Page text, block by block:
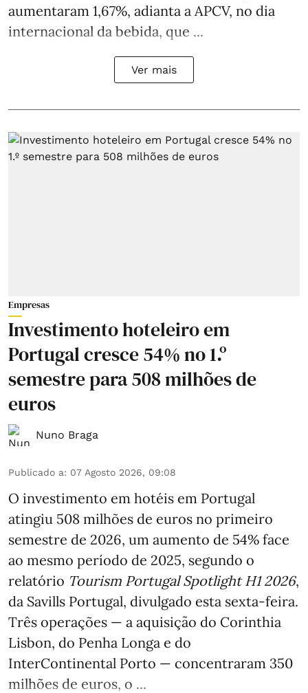
aumentaram 1,67%, adianta a APCV, no dia
internacional da bebida, que ...
Ver mais
Empresas
Investimento hoteleiro em
Portugal cresce 54% no 1.º
semestre para 508 milhões de
euros
Nuno Braga
Publicado a: 07 Agosto 2026, 09:08
O investimento em hotéis em Portugal
atingiu 508 milhões de euros no primeiro
semestre de 2026, um aumento de 54% face
ao mesmo período de 2025, segundo o
relatório Tourism Portugal Spotlight H1 2026,
da Savills Portugal, divulgado esta sexta-feira.
Três operações — a aquisição do Corinthia
Lisbon, do Penha Longa e do
InterContinental Porto — concentraram 350
milhões de euros, o ...